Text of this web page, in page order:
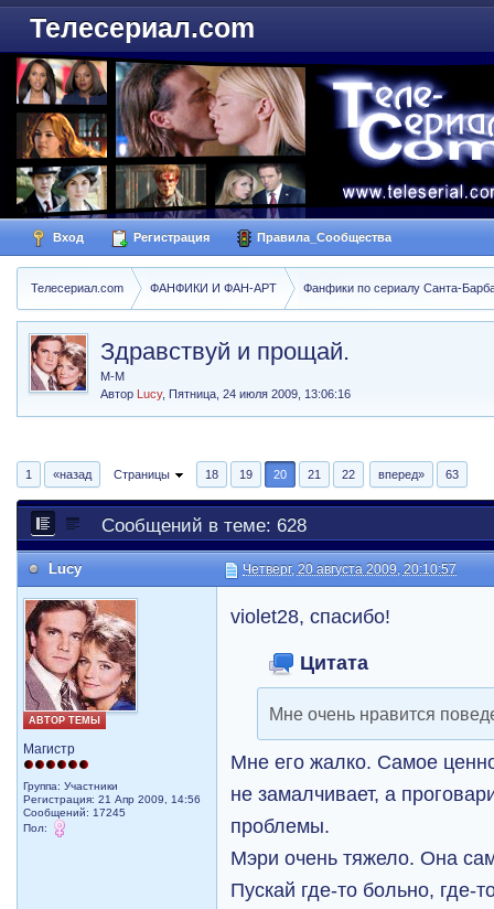
Телесериал.com
Вход Регистрация Правила_Сообщества
Телесериал.com ФАНФИКИ И ФАН-АРТ Фанфики по сериалу Санта-
Здравствуй и прощай.
М-М
Автор Lucy,Пятница, 24 июля 2009, 13:06:16
1 «назад Страницы 18 19 20 21 22 вперед» 63
Сообщений в теме: 628
Lucy Четверг, 20 августа 2009, 20:10:57
АВТОР ТЕМЫ
Магистр
Группа: Участники
Регистрация: 21 Апр 2009, 14:56
Сообщений: 17245
Пол:
violet28, спасибо!
Цитата
Мне очень нравится
Мне его жалко. Самое
не замалчивает, а
проблемы.
Мэри очень тяжело. Она
Пускай где-то больно, где-